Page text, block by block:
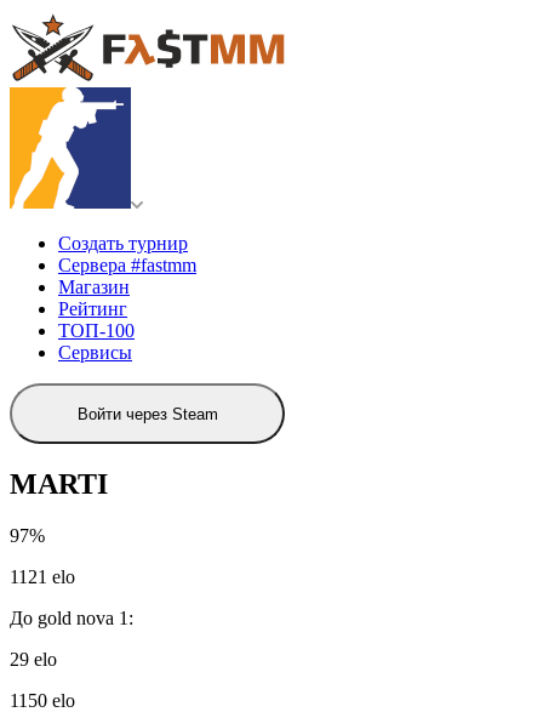
Создать турнир
Сервера #fastmm
Магазин
Рейтинг
ТОП-100
Сервисы
Войти через Steam
MARTI
97%
1121 elo
До gold nova 1:
29 elo
1150 elo